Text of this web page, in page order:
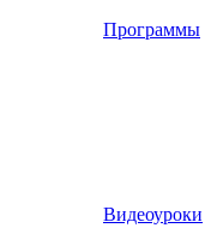
Программы
Видеоуроки